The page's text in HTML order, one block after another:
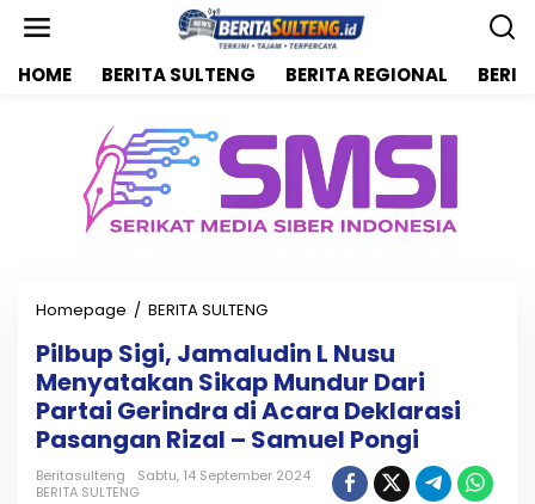
HOME BERITA SULTENG BERITA REGIONAL
Homepage / BERITA SULTENG
l
b
u
p
S
i
Pilbup Sigi, Jamaludin L Nusu
Menyatakan Sikap Mundur Dari
Partai Gerindra di Acara Deklarasi
Pasangan Rizal – Samuel Pongi
Beritasulteng
Sabtu, 14 September 2024
BERITA SULTENG